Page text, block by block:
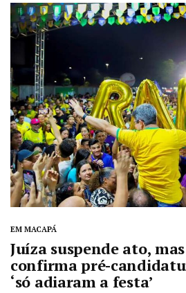
EM MACAPÁ
Juíza suspende ato,
confirma pré-
‘só adiaram a festa’